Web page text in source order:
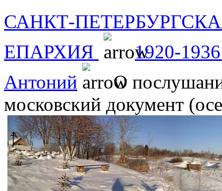
САНКТ-
ЕПАРХИЯ
1920-
Антоний
О
московский документ